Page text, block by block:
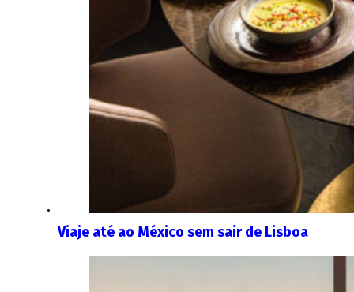
Viaje até ao México sem sair de Lisboa